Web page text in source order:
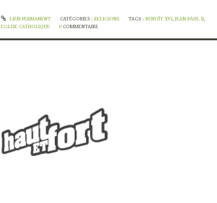
LIEN PERMANENT CATÉGORIES : RELIGIONS TAGS :BENOÎT XVI,JEAN-PAUL II,
EGLISE CATHOLIQUE
0 COMMENTAIRE